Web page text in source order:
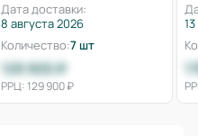
Дата доставки:
8 августа 2026
Количество:7 шт
129 900 ₽
РРЦ: 129 900 ₽